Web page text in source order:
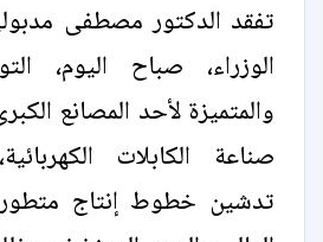
تفقد الدكتور مصطفى
الوزراء، صباح اليوم،
والمتميزة لأحد المصانع
صناعة الكابلات
تدشين خطوط إنتاج